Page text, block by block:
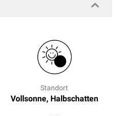
Standort
Vollsonne, Halbschatten